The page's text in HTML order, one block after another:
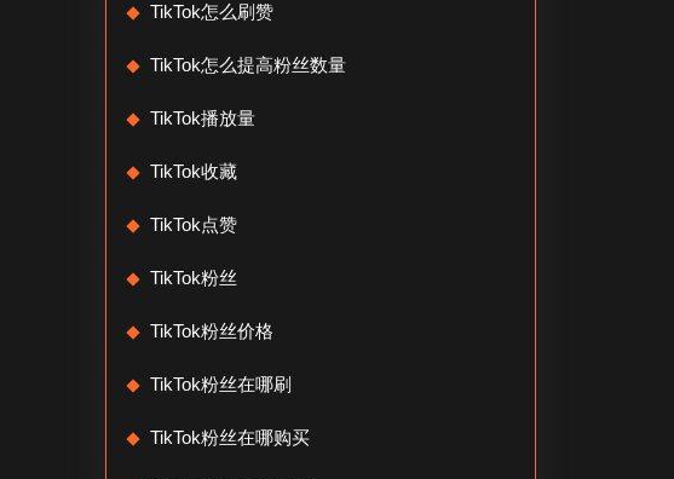
TikTok怎么刷赞
TikTok怎么提高粉丝数量
TikTok播放量
TikTok收藏
TikTok点赞
TikTok粉丝
TikTok粉丝价格
TikTok粉丝在哪刷
TikTok粉丝在哪购买